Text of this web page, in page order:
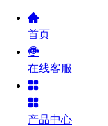
首页
在线客服
产品中心